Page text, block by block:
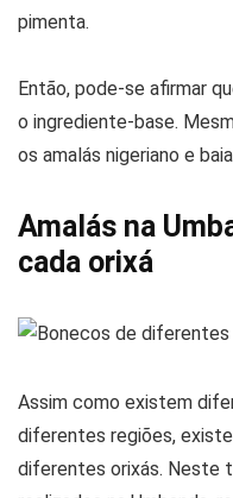
pimenta.
Então, pode-se afirmar
o ingrediente-base.
os amalás nigeriano e
Amalás na
cada orixá
Assim como existem
diferentes regiões,
diferentes orixás. Neste